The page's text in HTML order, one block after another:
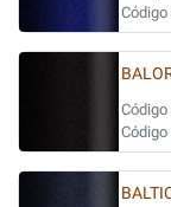
Código